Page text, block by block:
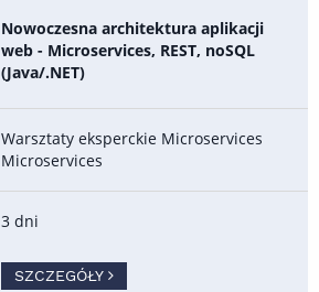
Nowoczesna architektura aplikacji
web - Microservices, REST, noSQL
(Java/.NET)
Warsztaty eksperckie Microservices
Microservices
3 dni
SZCZEGÓŁY